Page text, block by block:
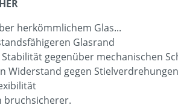
herkömmlichem Glas...
Glasrand
gegenüber mechanischen
gegen
bruchsicherer.